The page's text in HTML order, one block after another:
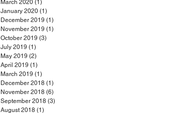
March 2020 (1)
January 2020 (1)
December 2019 (1)
November 2019 (1)
October 2019 (3)
July 2019 (1)
May 2019 (2)
April 2019 (1)
March 2019 (1)
December 2018 (1)
November 2018 (6)
September 2018 (3)
August 2018 (1)